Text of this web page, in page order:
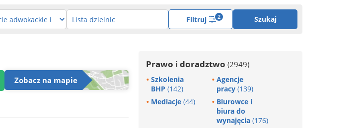
Filtruj 2 Szukaj
Zobacz na mapie
Prawo i doradztwo (2949)
Szkolenia
BHP (142)
Agencje
pracy (139)
Mediacje (44)
Biurowce i
biura do
wynajęcia (176)